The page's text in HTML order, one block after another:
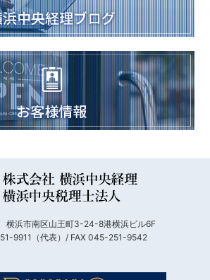
浜市南区山王町3-24-8港横浜ビル6F
9911（代表）/ FAX 045-251-9542